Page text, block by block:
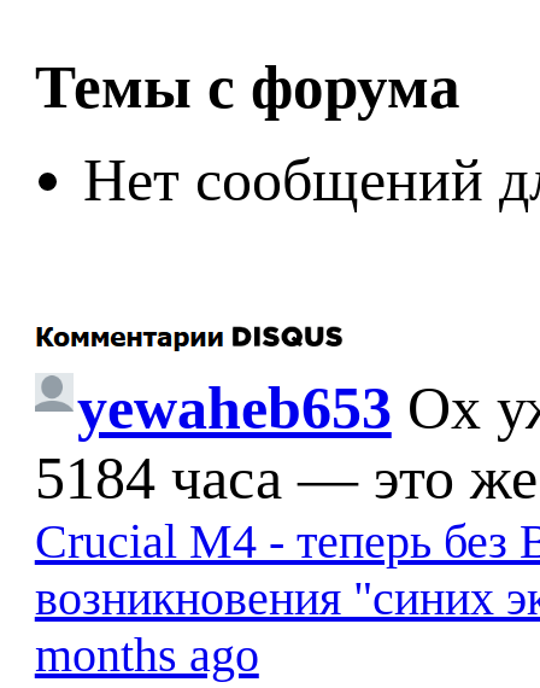
Темы с форума
Нет сообщений
yewaheb653 Ох
5184 часа — это
Crucial M4 - теперь без
возникновения "синих
months ago